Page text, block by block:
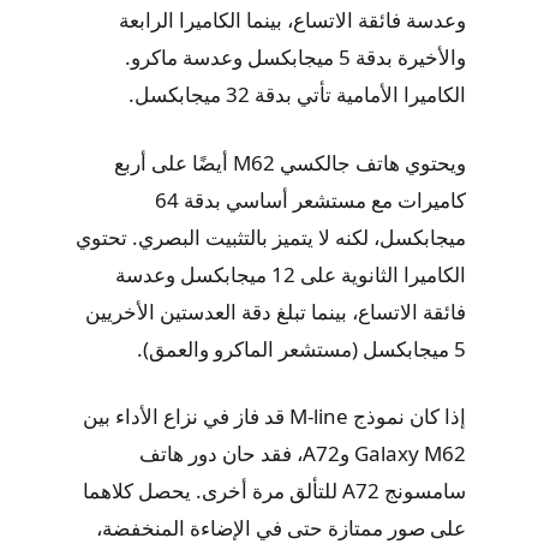
وعدسة فائقة الاتساع، بينما الكاميرا الرابعة
والأخيرة بدقة 5 ميجابكسل وعدسة ماكرو.
الكاميرا الأمامية تأتي بدقة 32 ميجابكسل.
ويحتوي هاتف جالكسي M62 أيضًا على أربع
كاميرات مع مستشعر أساسي بدقة 64
ميجابكسل، لكنه لا يتميز بالتثبيت البصري. تحتوي
الكاميرا الثانوية على 12 ميجابكسل وعدسة
فائقة الاتساع، بينما تبلغ دقة العدستين الأخريين
5 ميجابكسل (مستشعر الماكرو والعمق).
إذا كان نموذج M-line قد فاز في نزاع الأداء بين
Galaxy M62 وA72، فقد حان دور هاتف
سامسونج A72 للتألق مرة أخرى. يحصل كلاهما
على صور ممتازة حتى في الإضاءة المنخفضة،